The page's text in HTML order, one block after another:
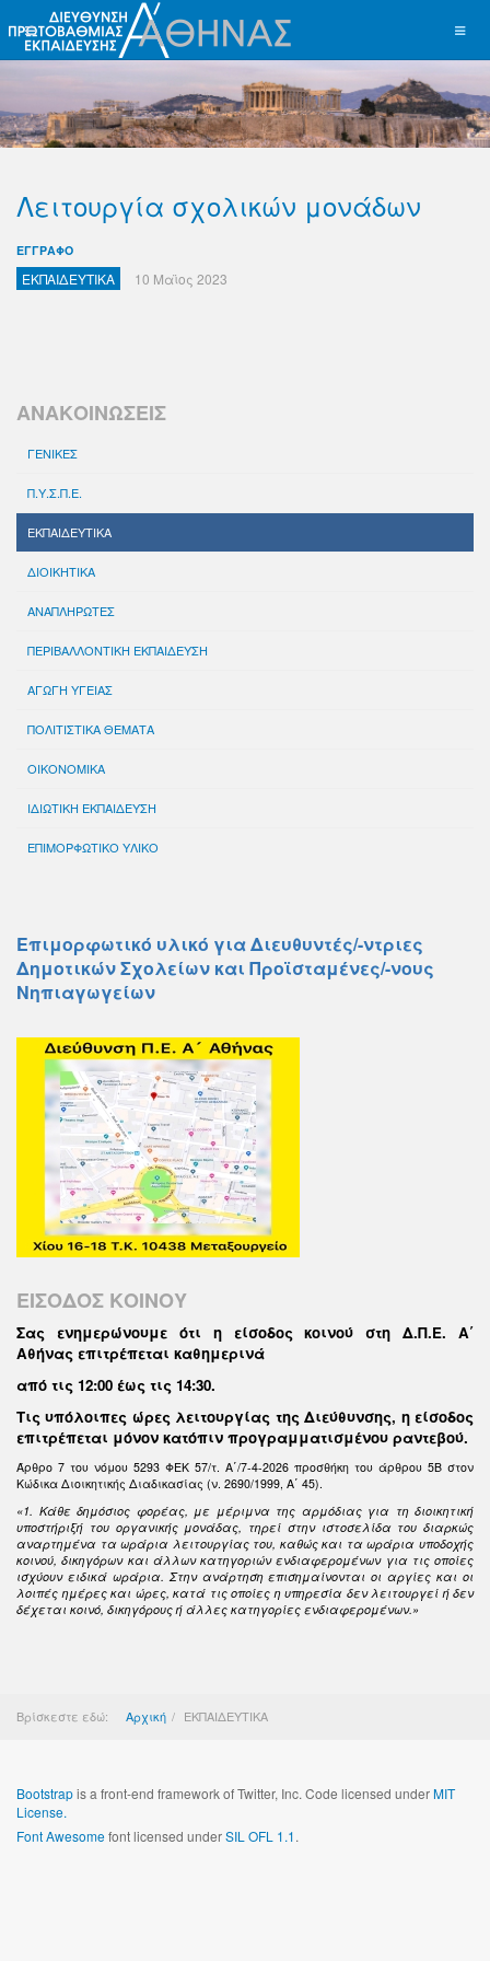
Λειτουργία σχολικών μονάδων
ΕΓΓΡΑΦΟ
ΕΚΠΑΙΔΕΥΤΙΚΑ 10 Μαϊος 2023
ΑΝΑΚΟΙΝΩΣΕΙΣ
ΓΕΝΙΚΕΣ
Π.Υ.Σ.Π.Ε.
ΕΚΠΑΙΔΕΥΤΙΚΑ
ΔΙΟΙΚΗΤΙΚΑ
ΑΝΑΠΛΗΡΩΤΕΣ
ΠΕΡΙΒΑΛΛΟΝΤΙΚΗ ΕΚΠΑΙΔΕΥΣΗ
ΑΓΩΓΗ ΥΓΕΙΑΣ
ΠΟΛΙΤΙΣΤΙΚΑ ΘΕΜΑΤΑ
ΟΙΚΟΝΟΜΙΚΑ
ΙΔΙΩΤΙΚΗ ΕΚΠΑΙΔΕΥΣΗ
ΕΠΙΜΟΡΦΩΤΙΚΟ ΥΛΙΚΟ
Επιμορφωτικό υλικό για Διευθυντές/-ντριες
Δημοτικών Σχολείων και Προϊσταμένες/-νους
Νηπιαγωγείων
ΕΙΣΟΔΟΣ ΚΟΙΝΟΥ
Σας ενημερώνουμε ότι η είσοδος κοινού στη Δ.Π.Ε. Α΄
Αθήνας επιτρέπεται καθημερινά
από τις 12:00 έως τις 14:30.
Τις υπόλοιπες ώρες λειτουργίας της Διεύθυνσης, η είσοδος
επιτρέπεται μόνον κατόπιν προγραμματισμένου ραντεβού.
Άρθρο 7 του νόμου 5293 ΦΕΚ 57/τ. Α΄/7-4-2026 προσθήκη του άρθρου 5Β στον
Κώδικα Διοικητικής Διαδικασίας (ν. 2690/1999, Α΄ 45).
«1. Κάθε δημόσιος φορέας, με μέριμνα της αρμόδιας για τη διοικητική
υποστήριξή του οργανικής μονάδας, τηρεί στην ιστοσελίδα του διαρκώς
αναρτημένα τα ωράρια λειτουργίας του, καθώς και τα ωράρια υποδοχής
κοινού, δικηγόρων και άλλων κατηγοριών ενδιαφερομένων για τις οποίες
ισχύουν ειδικά ωράρια. Στην ανάρτηση επισημαίνονται οι αργίες και οι
λοιπές ημέρες και ώρες, κατά τις οποίες η υπηρεσία δεν λειτουργεί ή δεν
δέχεται κοινό, δικηγόρους ή άλλες κατηγορίες ενδιαφερομένων.»
Βρίσκεστε εδώ: Αρχική ΕΚΠΑΙΔΕΥΤΙΚΑ
Bootstrapis a front-end framework of Twitter, Inc. Code licensed underMIT
License.
Font Awesomefont licensed underSIL OFL 1.1.